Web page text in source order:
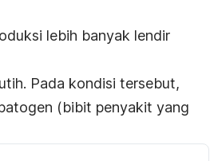
lebih banyak lendir
Pada kondisi tersebut,
(bibit penyakit yang